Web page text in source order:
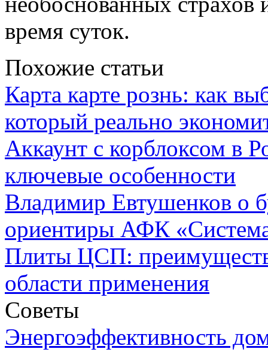
время суток.
Похожие статьи
Карта карте рознь: как
который реально
Аккаунт с корблоксом в
ключевые особенности
Владимир Евтушенков о
ориентиры АФК
Плиты ЦСП:
области применения
Советы
Энергоэффективность